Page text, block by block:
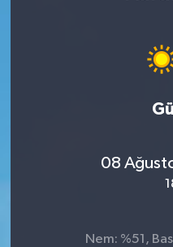
08
Nem: %51,